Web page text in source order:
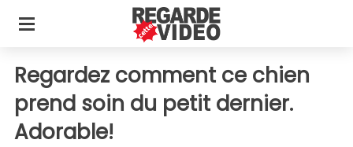
Regardez comment ce chien
prend soin du petit dernier.
Adorable!